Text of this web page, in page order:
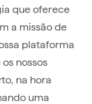
que oferece
a missão de
plataforma
nossos
na hora
uma